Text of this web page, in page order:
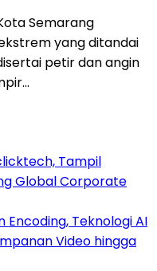
Semarang
yang ditandai
petir dan angin
Tampil
Global Corporate
Encoding, Teknologi AI
Video hingga